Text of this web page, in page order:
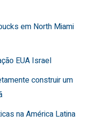
em North Miami
EUA Israel
construir um
na América Latina